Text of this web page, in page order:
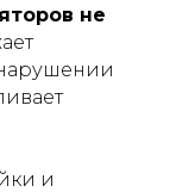
не
и